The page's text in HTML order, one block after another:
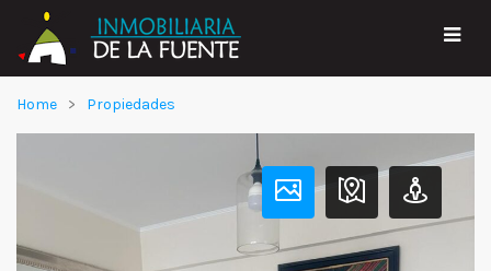
Home Propiedades